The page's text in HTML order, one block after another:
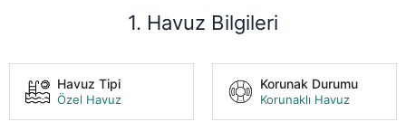
1. Havuz Bilgileri
Havuz Tipi
Özel Havuz
Korunak Durumu
Korunaklı Havuz